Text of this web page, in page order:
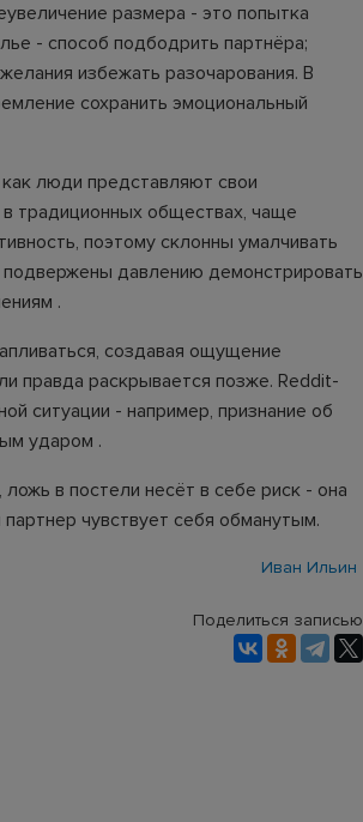
размера - это попытка
- способ подбодрить партнёра;
избежать разочарования. В
сохранить эмоциональный
люди представляют свои
традиционных обществах, чаще
поэтому склонны умалчивать
давлению демонстрировать
.
создавая ощущение
правда раскрывается позже. Reddit-
ситуации - например, признание об
ударом .
в постели несёт в себе риск - она
чувствует себя обманутым.
Иван Ильин
Поделиться записью